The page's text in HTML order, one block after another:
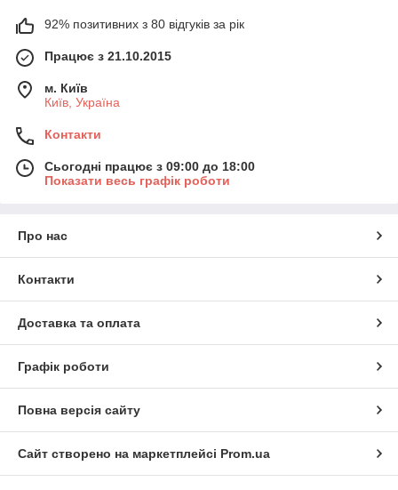
92% позитивних з 80 відгуків за рік
Працює з 21.10.2015
м. Київ
Київ, Україна
Контакти
Сьогодні працює з 09:00 до 18:00
Показати весь графік роботи
Про нас
Контакти
Доставка та оплата
Графік роботи
Повна версія сайту
Сайт створено на маркетплейсі Prom.ua